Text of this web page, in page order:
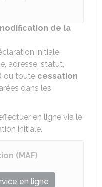
de la
initiale
adresse, statut,
ou toute cessation
dans les
en ligne via le
initiale.
(MAF)
en ligne